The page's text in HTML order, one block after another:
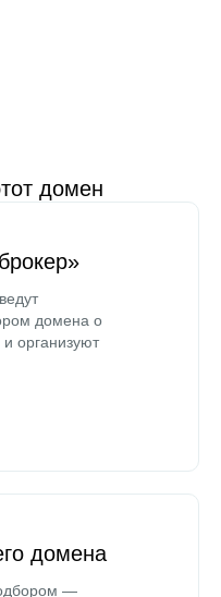
домен
домена о
организуют
домена
—